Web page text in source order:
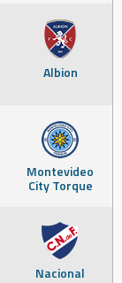
Albion
Montevideo
City Torque
Nacional